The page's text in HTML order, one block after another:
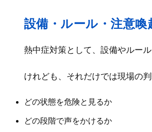
設備・ルール・注意
熱中症対策として、設備やルー
けれども、それだけでは現場の
どの状態を危険と見るか
どの段階で声をかけるか